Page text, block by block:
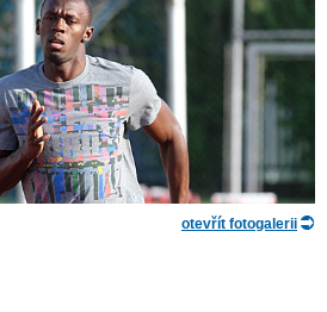
otevřít fotogalerii